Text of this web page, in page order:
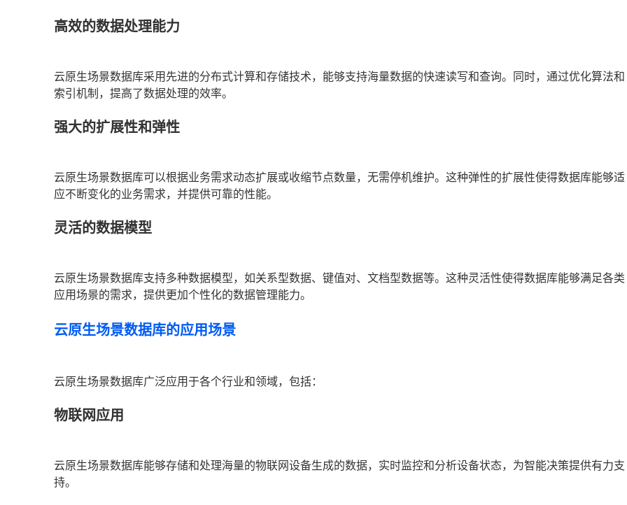
高效的数据处理能力
云原生场景数据库采用先进的分布式计算和存储技术，能够支持海量数据的快速读写和查询。同时，通过优化算法和
索引机制，提高了数据处理的效率。
强大的扩展性和弹性
云原生场景数据库可以根据业务需求动态扩展或收缩节点数量，无需停机维护。这种弹性的扩展性使得数据库能够适
应不断变化的业务需求，并提供可靠的性能。
灵活的数据模型
云原生场景数据库支持多种数据模型，如关系型数据、键值对、文档型数据等。这种灵活性使得数据库能够满足各类
应用场景的需求，提供更加个性化的数据管理能力。
云原生场景数据库的应用场景
云原生场景数据库广泛应用于各个行业和领域，包括：
物联网应用
云原生场景数据库能够存储和处理海量的物联网设备生成的数据，实时监控和分析设备状态，为智能决策提供有力支
持。